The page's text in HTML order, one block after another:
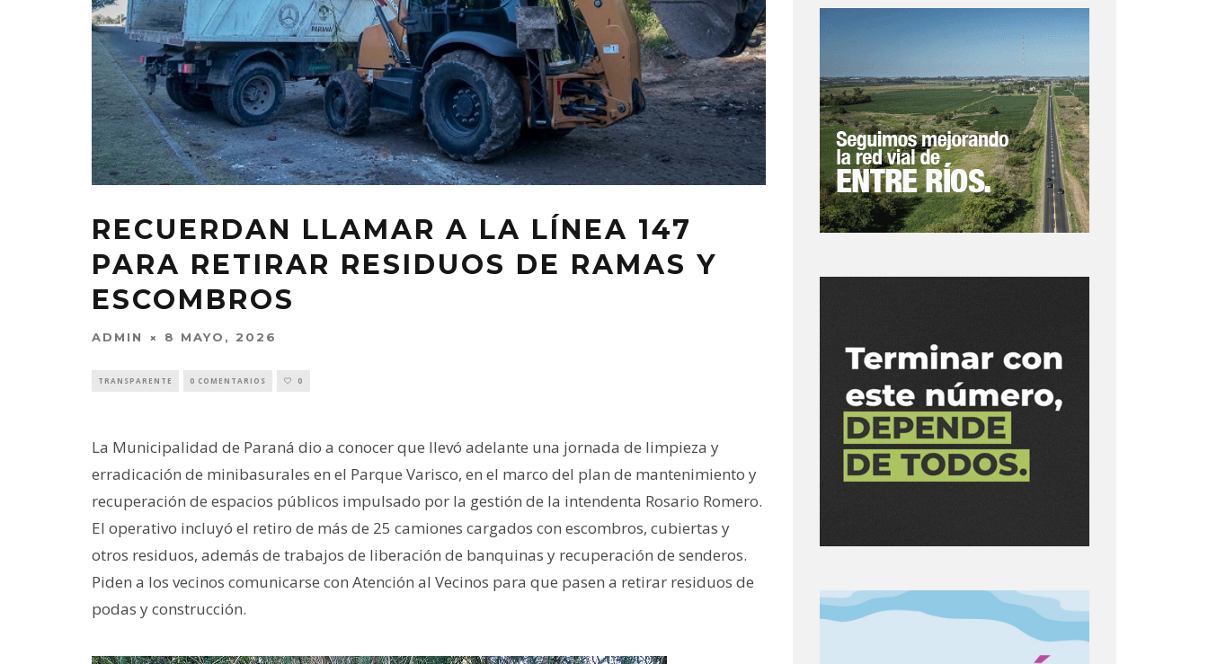
RECUERDAN LLAMAR A LA LÍNEA 147
PARA RETIRAR RESIDUOS DE RAMAS Y
ESCOMBROS
ADMIN 8 MAYO, 2026
TRANSPARENTE 0 COMENTARIOS 0
La Municipalidad de Paraná dio a conocer que llevó adelante una jornada de limpieza y
erradicación de minibasurales en el Parque Varisco, en el marco del plan de mantenimiento y
recuperación de espacios públicos impulsado por la gestión de la intendenta Rosario Romero.
El operativo incluyó el retiro de más de 25 camiones cargados con escombros, cubiertas y
otros residuos, además de trabajos de liberación de banquinas y recuperación de senderos.
Piden a los vecinos comunicarse con Atención al Vecinos para que pasen a retirar residuos de
podas y construcción.